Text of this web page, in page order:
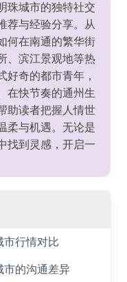
珠城市的独特社交
荐与经验分享。从
何在南通的繁华街
、滨江景观地等热
好奇的都市青年，
在快节奏的通州生
助读者把握人情世
柔与机遇。无论是
找到灵感，开启一
市行情对比
市的沟通差异